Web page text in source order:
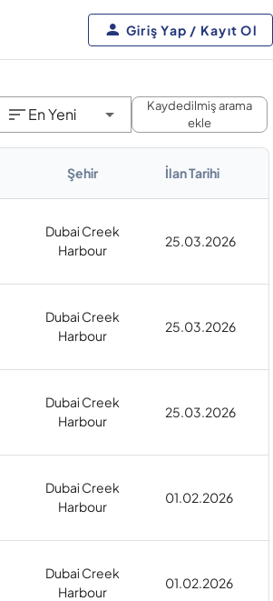
Giriş Yap / Kayıt Ol
En Yeni
Kaydedilmiş arama
ekle
Şehir İlan Tarihi
Dubai Creek
Harbour
25.03.2026
Dubai Creek
Harbour
25.03.2026
Dubai Creek
Harbour
25.03.2026
Dubai Creek
Harbour
01.02.2026
Dubai Creek
Harbour
01.02.2026